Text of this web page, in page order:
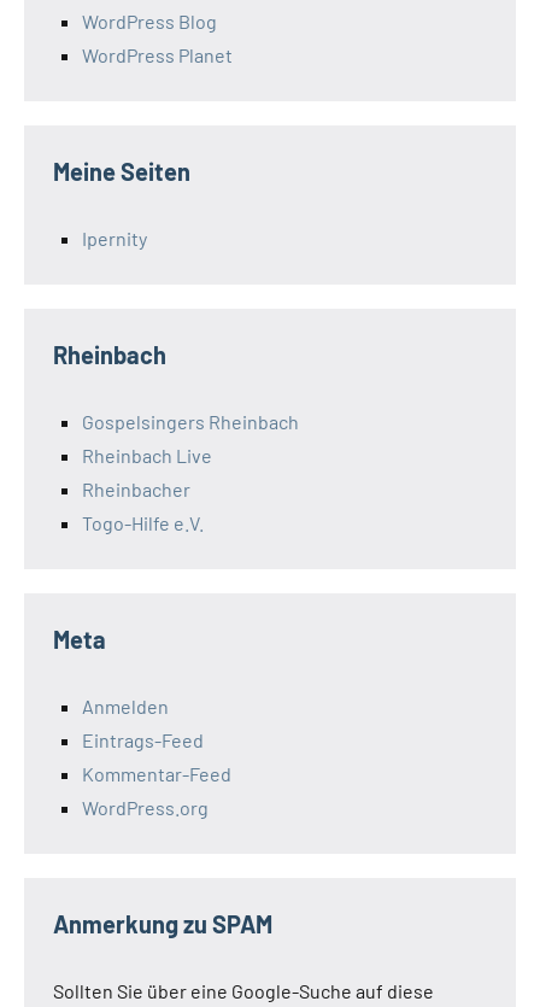
WordPress Blog
WordPress Planet
Meine Seiten
Ipernity
Rheinbach
Gospelsingers Rheinbach
Rheinbach Live
Rheinbacher
Togo-Hilfe e.V.
Meta
Anmelden
Eintrags-Feed
Kommentar-Feed
WordPress.org
Anmerkung zu SPAM
Sollten Sie über eine Google-Suche auf diese